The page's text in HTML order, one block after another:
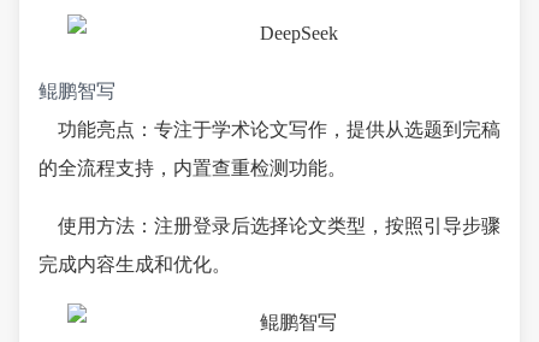
鲲鹏智写
功能亮点：专注于学术论文写作，提供从选题到完稿
的全流程支持，内置查重检测功能。
使用方法：注册登录后选择论文类型，按照引导步骤
完成内容生成和优化。